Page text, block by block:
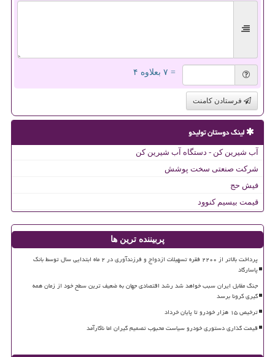
= ۷ بعلاوه ۴
فرستادن کامنت
لینک دوستان تولیدو
آب شیرین کن - دستگاه آب شیرین کن
شرکت صنعتی سخت پوشش
فیش حج
قیمت بیسیم کنوود
پربیننده ترین ها
پرداخت بالاتر از ۲۲۰۰ فقره تسهیلات ازدواج و فرزندآوری در ۲ ماه ابتدایی سال توسط بانک
پاسارگاد
جنگ مقابل ایران سبب خواهد شد رشد اقتصادی جهان به ضعیف ترین سطح خود از زمان همه
گیری کرونا برسد
ترخیص ۱۵ هزار خودرو تا پایان خرداد
قیمت گذاری دستوری خودرو سیاست محبوب تصمیم گیران اما ناکارآمد